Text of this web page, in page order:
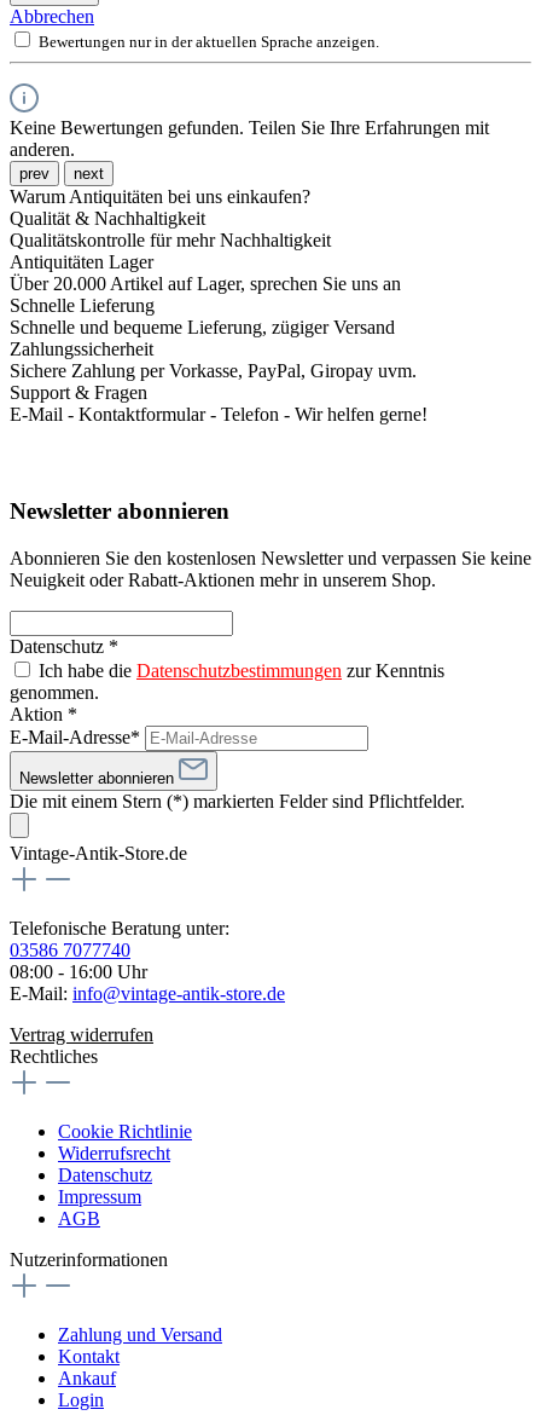
Abbrechen
Bewertungen nur in der aktuellen Sprache anzeigen.
Keine Bewertungen gefunden. Teilen Sie Ihre Erfahrungen mit
anderen.
prev next
Warum Antiquitäten bei uns einkaufen?
Qualität & Nachhaltigkeit
Qualitätskontrolle für mehr Nachhaltigkeit
Antiquitäten Lager
Über 20.000 Artikel auf Lager, sprechen Sie uns an
Schnelle Lieferung
Schnelle und bequeme Lieferung, zügiger Versand
Zahlungssicherheit
Sichere Zahlung per Vorkasse, PayPal, Giropay uvm.
Support & Fragen
E-Mail - Kontaktformular - Telefon - Wir helfen gerne!
Newsletter abonnieren
Abonnieren Sie den kostenlosen Newsletter und verpassen Sie keine
Neuigkeit oder Rabatt-Aktionen mehr in unserem Shop.
Datenschutz *
Ich habe die Datenschutzbestimmungen zur Kenntnis
genommen.
Aktion *
E-Mail-Adresse*
Newsletter abonnieren
Die mit einem Stern (*) markierten Felder sind Pflichtfelder.
Vintage-Antik-Store.de
Telefonische Beratung unter:
03586 7077740
08:00 - 16:00 Uhr
E-Mail: info@vintage-antik-store.de
Vertrag widerrufen
Rechtliches
Cookie Richtlinie
Widerrufsrecht
Datenschutz
Impressum
AGB
Nutzerinformationen
Zahlung und Versand
Kontakt
Ankauf
Login